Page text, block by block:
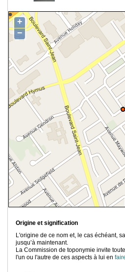
+
−
Origine et signification
L'origine de ce nom et, le cas échéant,
jusqu’à maintenant.
La Commission de toponymie invite
l'un ou l'autre de ces aspects à lui en